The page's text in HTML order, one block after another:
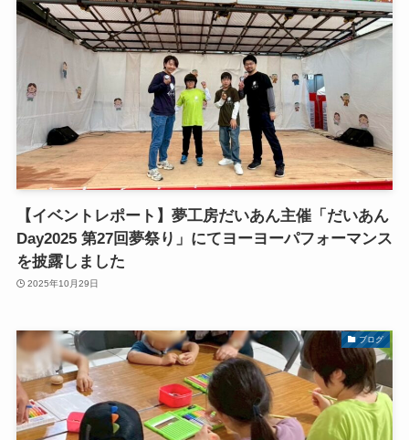
【イベントレポート】夢工房だいあん主催「だいあん
Day2025 第27回夢祭り」にてヨーヨーパフォーマンス
を披露しました
2025年10月29日
ブログ